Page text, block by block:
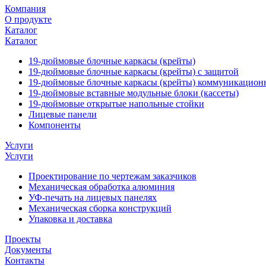
Компания
О продукте
Каталог
Каталог
19-дюймовые блочные каркасы (крейты)
19-дюймовые блочные каркасы (крейты) с защитой
19-дюймовые блочные каркасы (крейты)
19-дюймовые вставные модульные блоки (кассеты)
19-дюймовые открытые напольные стойки
Лицевые панели
Компоненты
Услуги
Услуги
Проектирование по чертежам заказчиков
Механическая обработка алюминия
УФ-печать на лицевых панелях
Механическая сборка конструкций
Упаковка и доставка
Проекты
Документы
Контакты